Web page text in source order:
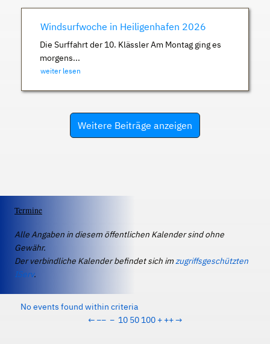
Windsurfwoche in Heiligenhafen 2026
Die Surffahrt der 10. Klässler Am Montag ging es
morgens...
weiter lesen
Weitere Beiträge anzeigen
Termine
Alle Angaben in diesem öffentlichen Kalender sind ohne
Gewähr.
Der verbindliche Kalender befindet sich imzugriffsgeschützten
IServ.
No events found within criteria
← −− − 10 50 100 + ++→